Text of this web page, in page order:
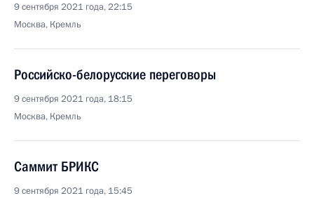
9 сентября 2021 года, 22:15
Москва, Кремль
Российско-белорусские переговоры
9 сентября 2021 года, 18:15
Москва, Кремль
Саммит БРИКС
9 сентября 2021 года, 15:45